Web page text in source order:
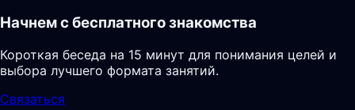
Начнем с бесплатного знакомства
Короткая беседа на 15 минут для понимания целей и
выбора лучшего формата занятий.
Связаться